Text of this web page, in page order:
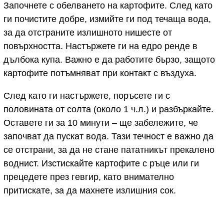
Започнете с обелването на картофите. След като
ги почистите добре, измийте ги под течаща вода,
за да отстраните излишното нишесте от
повърхността. Настържете ги на едро ренде в
дълбока купа. Важно е да работите бързо, защото
картофите потъмняват при контакт с въздуха.
След като ги настържете, поръсете ги с
половината от солта (около 1 ч.л.) и разбъркайте.
Оставете ги за 10 минути – ще забележите, че
започват да пускат вода. Тази течност е важно да
се отстрани, за да не стане пататникът прекалено
воднист. Изстискайте картофите с ръце или ги
прецедете през гевгир, като внимателно
притискате, за да махнете излишния сок.